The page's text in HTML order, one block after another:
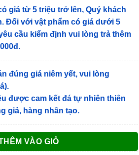
giá từ 5 triệu trở lên, Quý khách
. Đối với vật phẩm có giá dưới 5
cầu kiểm định vui lòng trả thêm
đúng giá niêm yết, vui lòng
được cam kết đá tự nhiên thiên
giả, hàng nhân tạo.
VÀO GIỎ